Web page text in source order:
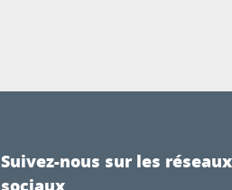
Suivez-nous sur les réseaux